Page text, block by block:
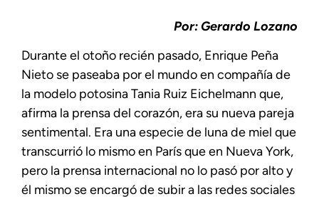
Por: Gerardo Lozano
Durante el otoño recién pasado, Enrique Peña
Nieto se paseaba por el mundo en compañía de
la modelo potosina Tania Ruiz Eichelmann que,
afirma la prensa del corazón, era su nueva pareja
sentimental. Era una especie de luna de miel que
transcurrió lo mismo en París que en Nueva York,
pero la prensa internacional no lo pasó por alto y
él mismo se encargó de subir a las redes sociales